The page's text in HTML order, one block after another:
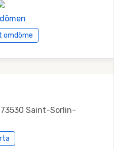
omdöme
Saint-Sorlin-